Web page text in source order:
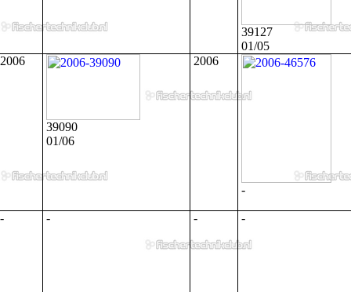
39127
01/05
2006
39090
01/06
2006
-
- - - -